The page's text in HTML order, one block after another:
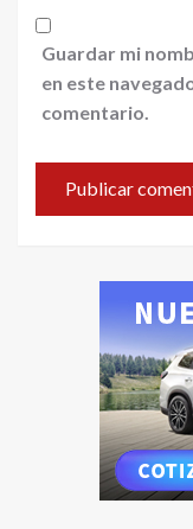
Guardar mi
en este
comentario.